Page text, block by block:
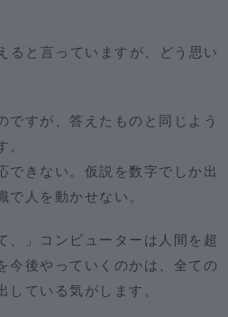
ると言っていますが、どう思い
ですが、答えたものと同じよう
。
できない。仮説を数字でしか出
で人を動かせない。
」コンピューターは人間を超
今後やっていくのかは、全ての
している気がします。